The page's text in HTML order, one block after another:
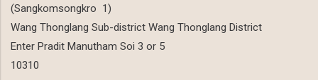
(Sangkomsongkro 1)
Wang Thonglang Sub-district Wang Thonglang District
Enter Pradit Manutham Soi 3 or 5
10310